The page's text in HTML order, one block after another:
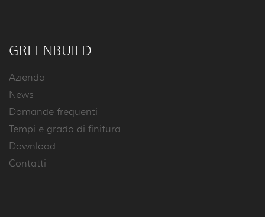
GREENBUILD
Azienda
News
Domande frequenti
Tempi e grado di finitura
Download
Contatti